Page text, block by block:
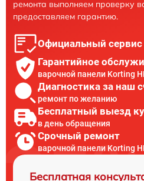
ремонта выполняем проверку
предоставляем гарантию.
Официальный сервис
Гарантийное
варочной панели Korting
Диагностика за наш
ремонт по желанию
Бесплатный выезд
в день обращения
Срочный ремонт
варочной панели Korting
Бесплатная